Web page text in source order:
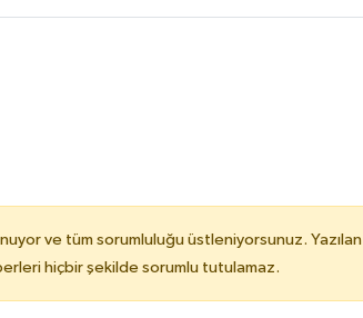
ve tüm sorumluluğu üstleniyorsunuz. Yazılan
hiçbir şekilde sorumlu tutulamaz.